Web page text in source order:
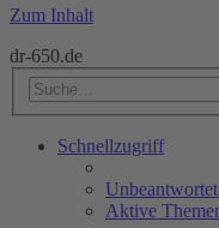
Zum Inhalt
dr-650.de
Schnellzugriff
Aktive